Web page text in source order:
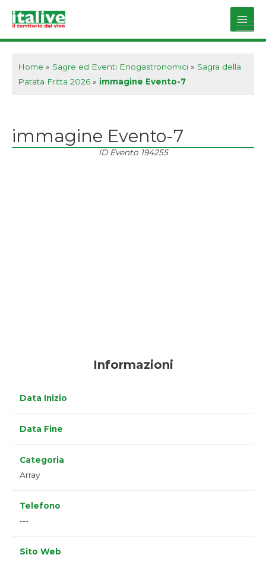
Main
Home » Sagre ed Eventi Enogastronomici » Sagra della
Patata Fritta 2026 » immagine Evento-7
immagine Evento-7
ID Evento 194255
Informazioni
Data Inizio
Data Fine
Categoria
Array
Telefono
---
Sito Web